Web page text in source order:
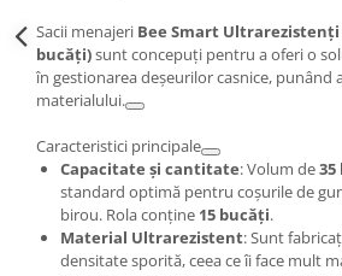
Sacii menajeri Bee Smart Ultrarezistenți
bucăți)sunt concepuți pentru a oferi o
în gestionarea deșeurilor casnice, punând
materialului.
Caracteristici principale
Capacitate și cantitate: Volum de
standard optimă pentru coșurile de
birou. Rola conține 15 bucăți.
Material Ultrarezistent: Sunt
densitate sporită, ceea ce îi face mult